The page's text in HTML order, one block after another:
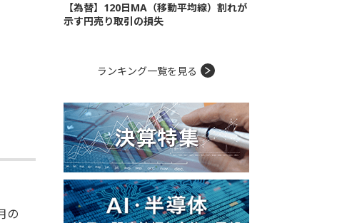
の
【為替】120日MA（移動平均線）割れが
示す円売り取引の損失
ランキング一覧を見る